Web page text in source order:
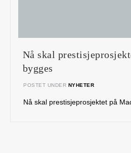
Nå skal
bygges
POSTET UNDER NYHETER
Nå skal prestisjeprosjektet på